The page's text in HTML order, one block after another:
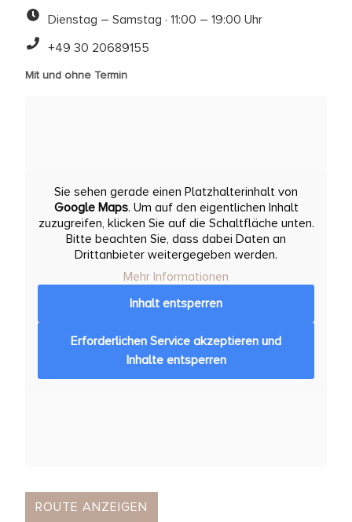
Dienstag – Samstag · 11:00 – 19:00 Uhr
+49 30 20689155
Mit und ohne Termin
Sie sehen gerade einen Platzhalterinhalt von
Google Maps. Um auf den eigentlichen Inhalt
zuzugreifen, klicken Sie auf die Schaltfläche unten.
Bitte beachten Sie, dass dabei Daten an
Drittanbieter weitergegeben werden.
Mehr Informationen
Inhalt entsperren
Erforderlichen Service akzeptieren und
Inhalte entsperren
ROUTE ANZEIGEN